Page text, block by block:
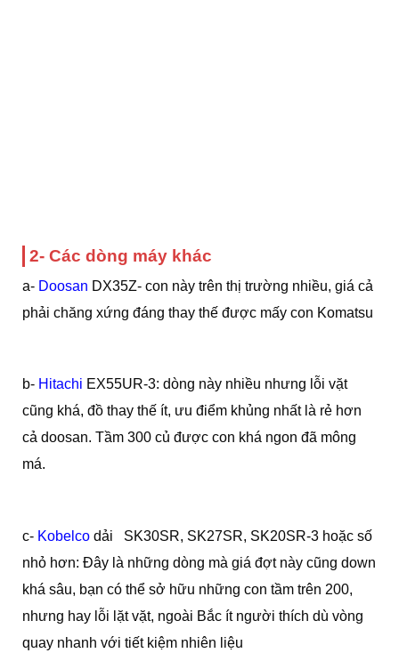
2- Các dòng máy khác
a- Doosan DX35Z- con này trên thị trường nhiều, giá cả
phải chăng xứng đáng thay thế được mấy con Komatsu
b- Hitachi EX55UR-3: dòng này nhiều nhưng lỗi vặt
cũng khá, đồ thay thế ít, ưu điểm khủng nhất là rẻ hơn
cả doosan. Tầm 300 củ được con khá ngon đã mông
má.
c- Kobelco dải SK30SR, SK27SR, SK20SR-3 hoặc số
nhỏ hơn: Đây là những dòng mà giá đợt này cũng down
khá sâu, bạn có thể sở hữu những con tầm trên 200,
nhưng hay lỗi lặt vặt, ngoài Bắc ít người thích dù vòng
quay nhanh với tiết kiệm nhiên liệu